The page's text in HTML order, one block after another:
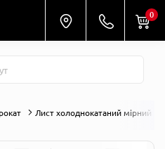
0
Лист холоднокатаний мірний